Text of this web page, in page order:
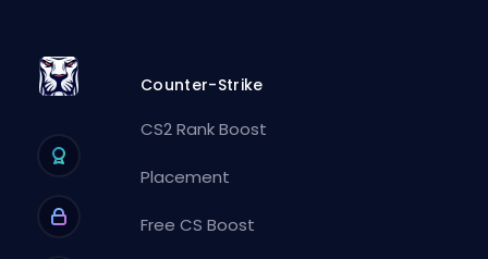
Counter-Strike
CS2 Rank Boost
Placement
Free CS Boost